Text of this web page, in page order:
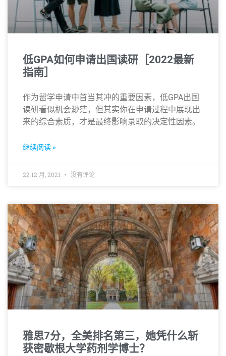
低GPA如何申请出国读研［2022最新
指南］
作为留学申请中首当其冲的重要因素，低GPA出国
读研看似机会渺茫，但其实你在申请过程中展现出
来的综合素质，才是最终影响录取的决定性因素。
继续阅读 »
22 12 月, 2021 没有评论
雅思7分，全美排名第三，她凭什么斩
获密歇根大学药剂学博士？